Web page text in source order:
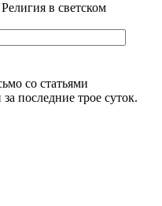
Религия в светском
со статьями
последние трое суток.